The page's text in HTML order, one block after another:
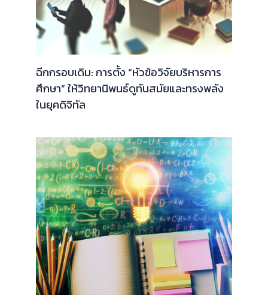
ฉีกกรอบเดิม: การตั้ง “หัวข้อวิจัยบริหารการ
ศึกษา” ให้วิทยานิพนธ์ดูทันสมัยและทรงพลัง
ในยุคดิจิทัล